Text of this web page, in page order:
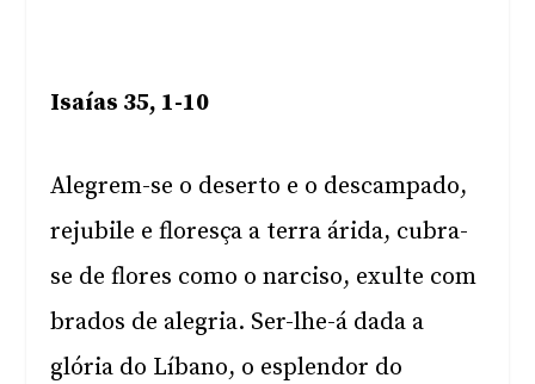
Isaías 35, 1-10
Alegrem-se o deserto e o descampado,
rejubile e floresça a terra árida, cubra-
se de flores como o narciso, exulte com
brados de alegria. Ser-lhe-á dada a
glória do Líbano, o esplendor do